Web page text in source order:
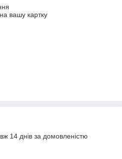
вашу картку
14 днів за домовленістю